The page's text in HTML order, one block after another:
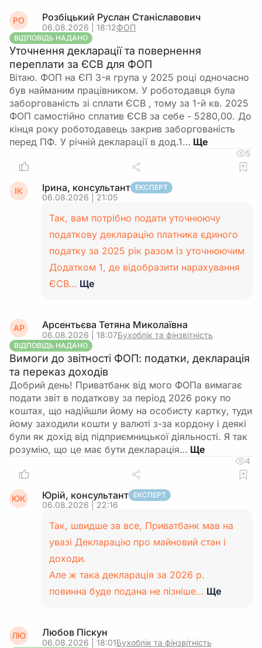
РО Розбіцький Руслан Станіславович
06.08.2026 | 18:12ФОП
ВІДПОВІДЬ НАДАНО
Уточнення декларації та повернення
переплати за ЄСВ для ФОП
Вітаю. ФОП на ЄП 3-я група у 2025 році одночасно
був найманим працівником. У роботодавця була
заборгованість зі сплати ЄСВ , тому за 1-й кв. 2025
ФОП самостійно сплатив ЄСВ за себе - 5280,00. До
кінця року роботодавець закрив заборгованість
перед ПФ. У річній декларації в дод.1…
5
ІК Ірина, консультант ЕКСПЕРТ
06.08.2026 | 21:05
Так, вам потрібно подати уточнюючу
податкову декларацію платника єдиного
податку за 2025 рік разом із уточнюючим
Додатком 1, де відобразити нарахування
ЄСВ… Ще
АР Арсентьєва Тетяна Миколаївна
06.08.2026 | 18:07Бухоблік та фінзвітність
ВІДПОВІДЬ НАДАНО
Вимоги до звітності ФОП: податки, декларація
та переказ доходів
Добрий день! Приватбанк від мого ФОПа вимагає
подати звіт в податкову за період 2026 року по
коштах, що надійшли йому на особисту картку, туди
йому заходили кошти у валюті з-за кордону і деякі
були як дохід від підприємницької діяльності. Я так
розумію, що це має бути декларація…
4
ЮК Юрій, консультант ЕКСПЕРТ
06.08.2026 | 22:16
Так, швидше за все, Приватбанк мав на
увазі Декларацію про майновий стан і
доходи.
Але ж така декларація за 2026 р.
повинна буде подана не пізніше… Ще
ЛЮ Любов Піскун
06.08.2026 | 18:01Бухоблік та фінзвітність